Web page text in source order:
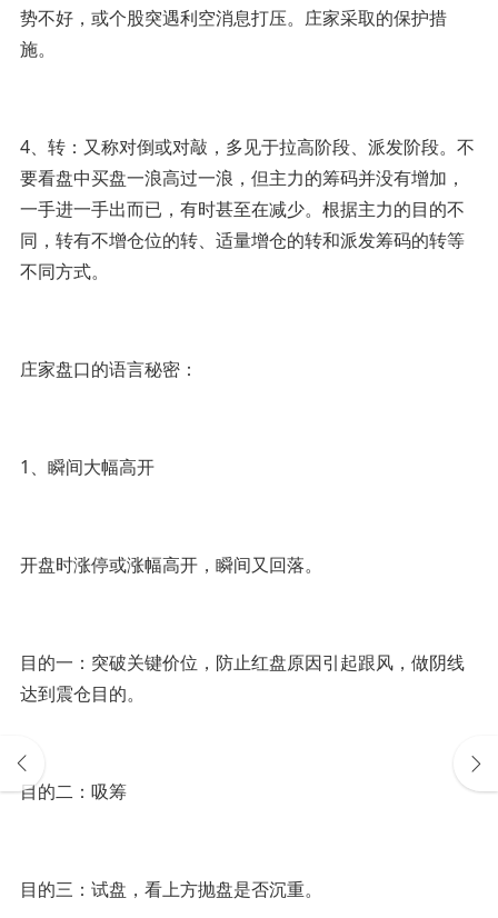
势不好，或个股突遇利空消息打压。庄家采取的保护措
施。
4、转：又称对倒或对敲，多见于拉高阶段、派发阶段。不
要看盘中买盘一浪高过一浪，但主力的筹码并没有增加，
一手进一手出而已，有时甚至在减少。根据主力的目的不
同，转有不增仓位的转、适量增仓的转和派发筹码的转等
不同方式。
庄家盘口的语言秘密：
1、瞬间大幅高开
开盘时涨停或涨幅高开，瞬间又回落。
目的一：突破关键价位，防止红盘原因引起跟风，做阴线
达到震仓目的。
目的二：吸筹
目的三：试盘，看上方抛盘是否沉重。